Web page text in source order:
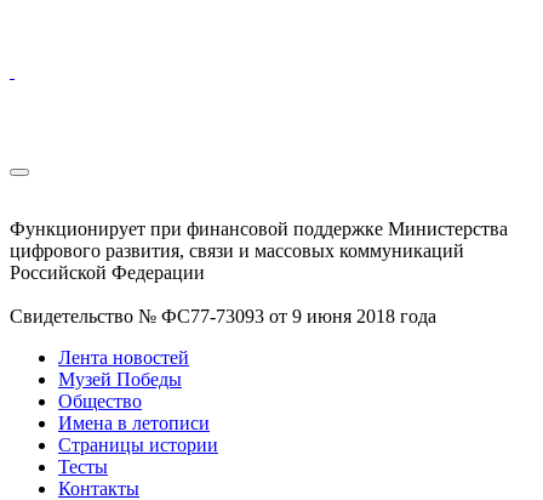
Функционирует при финансовой поддержке Министерства
цифрового развития, связи и массовых коммуникаций
Российской Федерации
Свидетельство № ФС77-73093 от 9 июня 2018 года
Лента новостей
Музей Победы
Общество
Имена в летописи
Страницы истории
Тесты
Контакты